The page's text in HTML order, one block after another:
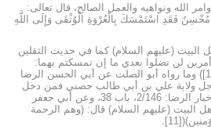
الله ونواهيه والعمل الصالح، قال تعالى:
فَقَدِ اسْتَمْسَكَ بِالْعُرْوَةِ الْوُثْقَى وَإِلَى اللَّهِ
البيت (عليهم السلام) كما في حديث الثقلين
لن تضلوا بعدي ما إن تمسكتم بهما:
كتاب الله وعترتي أهل بيتي)([10]) وما رواه أبو الصلت عن أبي الحسن الرضا
وجل ولاية علي بن أبي طالب حصني فمن دخل
حصني أمن من عذابي) عيون أخبار الرضا: 2/146، باب 38، وعن أبي جعفر
البيت (عليهم السلام) قال: (وهم الرحمة